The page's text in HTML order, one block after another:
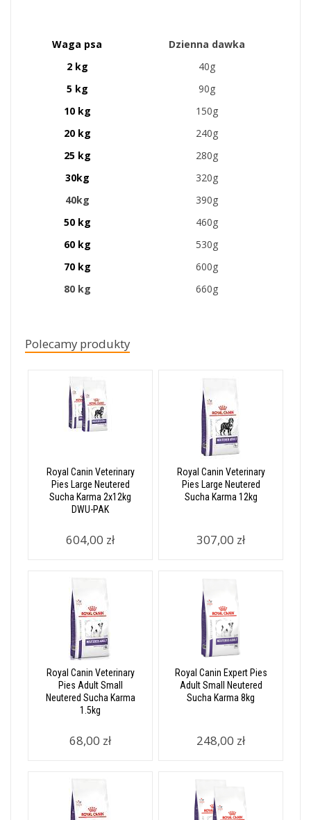
Waga psa
Dzienna dawka
2 kg
40g
5 kg
90g
10 kg
150g
20 kg
240g
25 kg
280g
30kg
320g
40kg
390g
50 kg
460g
60 kg
530g
70 kg
600g
80 kg
660g
Polecamy produkty
Royal Canin Veterinary
Pies Large Neutered
Sucha Karma 2x12kg
DWU-PAK
604,00 zł
Royal Canin Veterinary
Pies Large Neutered
Sucha Karma 12kg
307,00 zł
Royal Canin Veterinary
Pies Adult Small
Neutered Sucha Karma
1.5kg
68,00 zł
Royal Canin Expert Pies
Adult Small Neutered
Sucha Karma 8kg
248,00 zł